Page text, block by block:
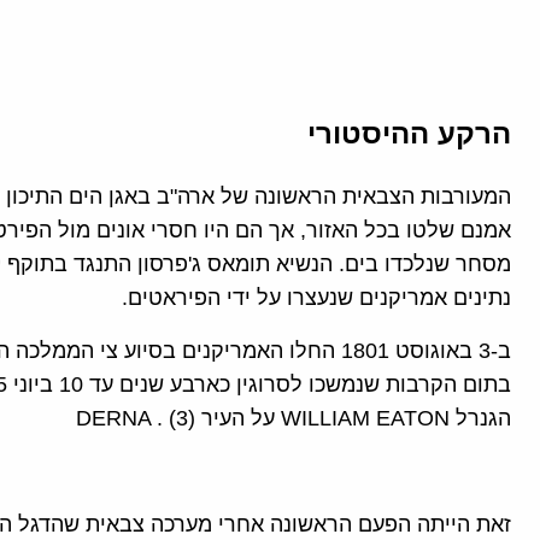
הרקע ההיסטורי
אמנם שלטו בכל האזור, אך הם היו חסרי אונים מול
מסחר שנלכדו בים. הנשיא תומאס ג'פרסון התנגד
נתינים אמריקנים שנעצרו על ידי הפיראטים.
ב-3 באוגוסט 1801 החלו האמריקנים בסיוע
הגנרל WILLIAM EATON על העיר DERNA . (3)
זאת הייתה הפעם הראשונה אחרי מערכה צבאית שהדגל